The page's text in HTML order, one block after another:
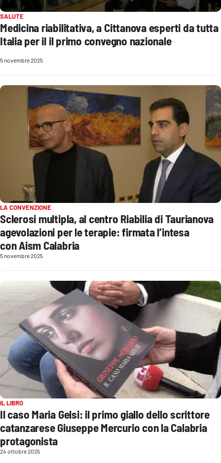
Cronaca
Cultura
Economia e Lavoro
Politica
Sanità
Società
Sport
RUBRICHE
Good Morning Vietnam
Parchi Marini Calabria
Imprese Di Calabria
Le perfidie di Antonella Grippo
Venti di comunicazione
STREAMING
LaC TV
LaC Network
SALUTE
Medicina riabilitativa, a Cittanova esperti da tutta
Italia per il il primo convegno nazionale
5 novembre 2025
LA CONVENZIONE
Sclerosi multipla, al centro Riabilia di Taurianova
agevolazioni per le terapie: firmata l’intesa
con Aism Calabria
5 novembre 2025
IL LIBRO
Il caso Maria Gelsi: il primo giallo dello scrittore
catanzarese Giuseppe Mercurio con la Calabria
protagonista
24 ottobre 2025